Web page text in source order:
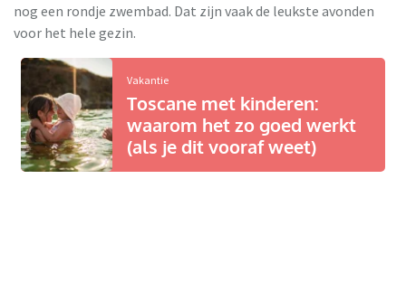
nog een rondje zwembad. Dat zijn vaak de leukste avonden
voor het hele gezin.
Vakantie
Toscane met kinderen:
waarom het zo goed werkt
(als je dit vooraf weet)